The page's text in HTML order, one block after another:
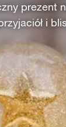
prezent
i